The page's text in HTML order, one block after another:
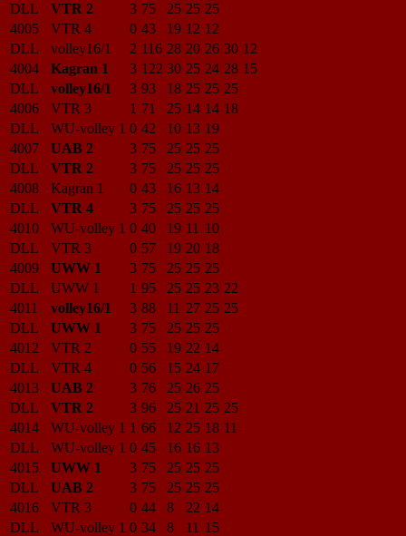
DLL
VTR 2 3 75 25 25 25
4005
VTR 4 0 43 19 12 12
DLL
volley16/1 2 116 28 20 26 30 12
4004
Kagran 1 3 122 30 25 24 28 15
DLL
volley16/1 3 93 18 25 25 25
4006
VTR 3 1 71 25 14 14 18
DLL
WU-volley 1 0 42 10 13 19
4007
UAB 2 3 75 25 25 25
DLL
VTR 2 3 75 25 25 25
4008
Kagran 1 0 43 16 13 14
DLL
VTR 4 3 75 25 25 25
4010
WU-volley 1 0 40 19 11 10
DLL
VTR 3 0 57 19 20 18
4009
UWW 1 3 75 25 25 25
DLL
UWW 1 1 95 25 25 23 22
4011
volley16/1 3 88 11 27 25 25
DLL
UWW 1 3 75 25 25 25
4012
VTR 2 0 55 19 22 14
DLL
VTR 4 0 56 15 24 17
4013
UAB 2 3 76 25 26 25
DLL
VTR 2 3 96 25 21 25 25
4014
WU-volley 1 1 66 12 25 18 11
DLL
WU-volley 1 0 45 16 16 13
4015
UWW 1 3 75 25 25 25
DLL
UAB 2 3 75 25 25 25
4016
VTR 3 0 44 8 22 14
DLL
WU-volley 1 0 34 8 11 15